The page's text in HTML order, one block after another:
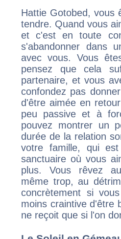
Hattie Gotobed, vous
tendre. Quand vous
et c'est en toute
s'abandonner dans
avec vous. Vous
pensez que cela
partenaire, et vous
confondez pas
d'être aimée en
peu passive et à
pouvez montrer un
durée de la relation
votre famille, qui
sanctuaire où vous
plus. Vous rêvez
même trop, au
concrètement si
moins craintive d'être
ne reçoit que si l'on